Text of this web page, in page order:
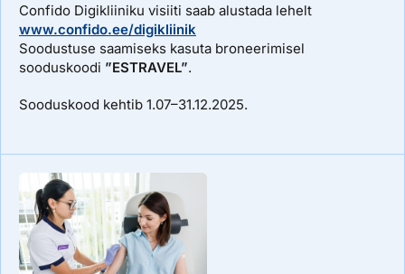
Confido Digikliiniku visiiti saab alustada lehelt
www.confido.ee/digikliinik
Soodustuse saamiseks kasuta broneerimisel
sooduskoodi ”ESTRAVEL”.
Sooduskood kehtib 1.07–31.12.2025.